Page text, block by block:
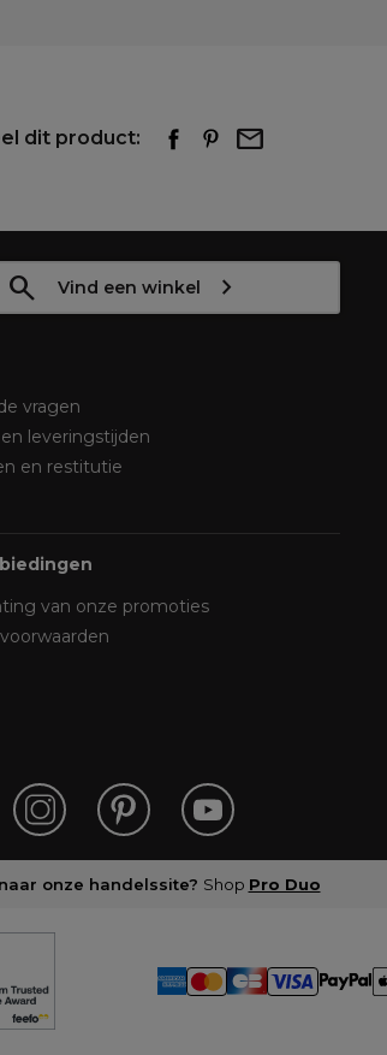
dit product:
Vind een winkel
vragen
leveringstijden
en restitutie
van onze promoties
onze handelssite? Shop Pro Duo